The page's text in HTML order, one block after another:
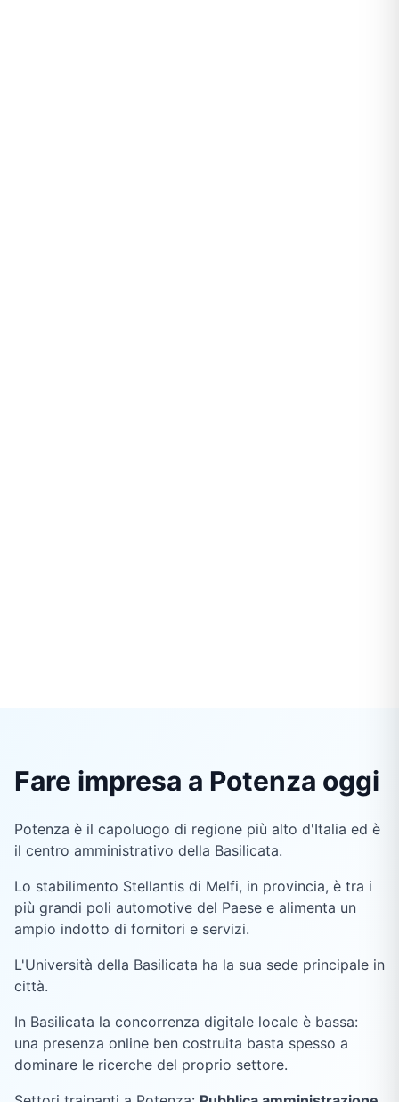
Fare impresa a Potenza oggi
Potenza è il capoluogo di regione più alto d'Italia ed è
il centro amministrativo della Basilicata.
Lo stabilimento Stellantis di Melfi, in provincia, è tra i
più grandi poli automotive del Paese e alimenta un
ampio indotto di fornitori e servizi.
L'Università della Basilicata ha la sua sede principale in
città.
In Basilicata la concorrenza digitale locale è bassa:
una presenza online ben costruita basta spesso a
dominare le ricerche del proprio settore.